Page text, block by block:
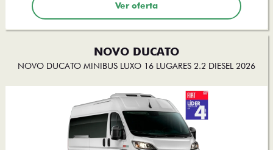
Ver oferta
NOVO DUCATO
NOVO DUCATO MINIBUS LUXO 16 LUGARES 2.2 DIESEL 2026